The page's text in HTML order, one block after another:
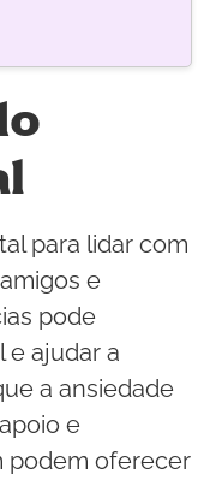
para lidar com
e
pode
e ajudar a
a ansiedade
e
podem oferecer